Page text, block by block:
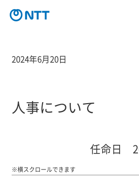
2024年6月20日
人事について
任命日
※横スクロールできます